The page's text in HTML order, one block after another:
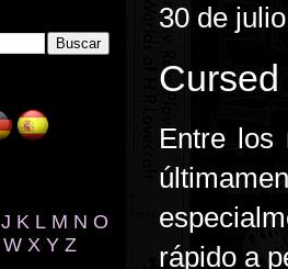
30 de
Entre los
rápido a
J K L M N O
W X Y Z